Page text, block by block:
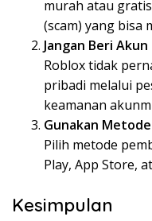
murah atau
(scam) yang bisa
Jangan Beri
Roblox tidak
pribadi melalui
keamanan
Gunakan
Pilih metode
Play, App Store,
Kesimpulan